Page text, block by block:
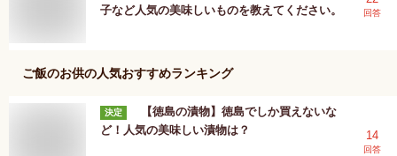
子など人気の美味しいものを教えてください。
回答
ご飯のお供の人気おすすめランキング
決定
【徳島の漬物】徳島でしか買えないな
ど！人気の美味しい漬物は？
14
回答